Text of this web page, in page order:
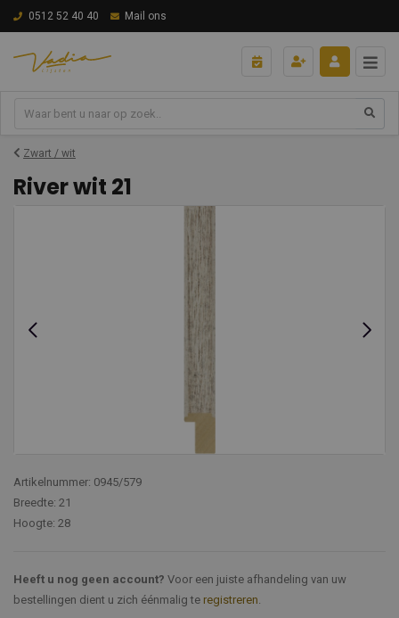
0512 52 40 40 Mail ons
Zwart / wit
River wit 21
Artikelnummer: 0945/579
Breedte: 21
Hoogte: 28
Heeft u nog geen account? Voor een juiste afhandeling van uw
bestellingen dient u zich éénmalig te registreren.